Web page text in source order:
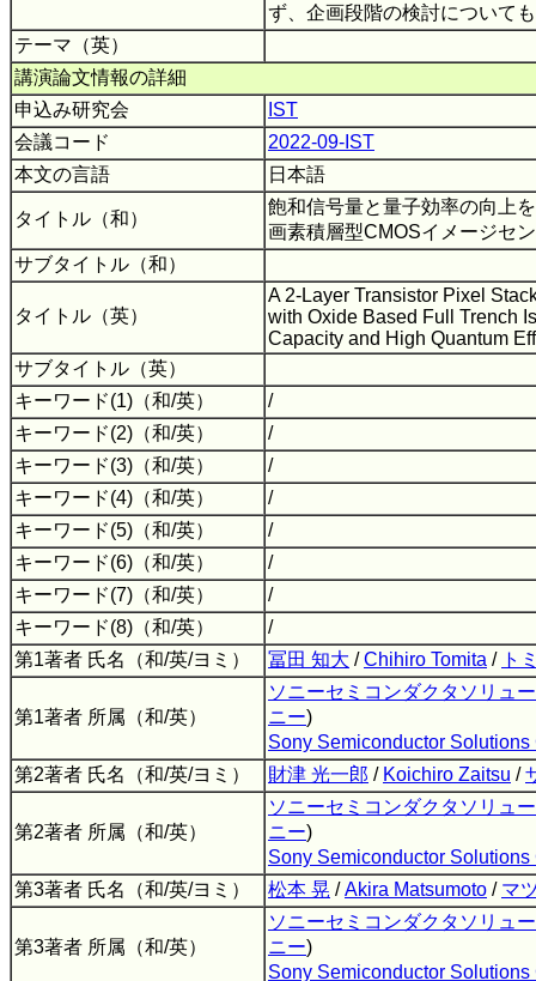
ず、企画段階の検討について
テーマ（英）
講演論文情報の詳細
申込み研究会
IST
会議コード
2022-09-IST
本文の言語
日本語
タイトル（和）
飽和信号量と量子効率の向上
画素積層型CMOSイメージセ
サブタイトル（和）
タイトル（英）
A 2-Layer Transistor Pixel
with Oxide Based Full Trench
Capacity and High Quantum
サブタイトル（英）
キーワード(1)（和/英）
/
キーワード(2)（和/英）
/
キーワード(3)（和/英）
/
キーワード(4)（和/英）
/
キーワード(5)（和/英）
/
キーワード(6)（和/英）
/
キーワード(7)（和/英）
/
キーワード(8)（和/英）
/
第1著者 氏名（和/英/ヨミ）
冨田 知大 /Chihiro Tomita / ト
第1著者 所属（和/英）
ソニーセミコンダクタソリュ
ニー)
Sony Semiconductor Solutions
第2著者 氏名（和/英/ヨミ）
財津 光一郎 / Koichiro Zaitsu /
第2著者 所属（和/英）
ソニーセミコンダクタソリュ
ニー)
Sony Semiconductor Solutions
第3著者 氏名（和/英/ヨミ）
松本 晃 /Akira Matsumoto / マ
第3著者 所属（和/英）
ソニーセミコンダクタソリュ
ニー)
Sony Semiconductor Solutions